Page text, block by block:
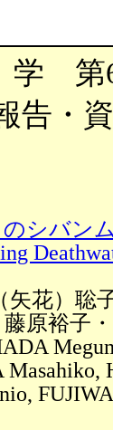
第63
告・
シバン
矢花）聡
原裕子